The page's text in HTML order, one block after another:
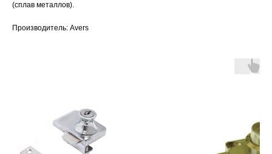
(сплав металлов).
Производитель: Avers